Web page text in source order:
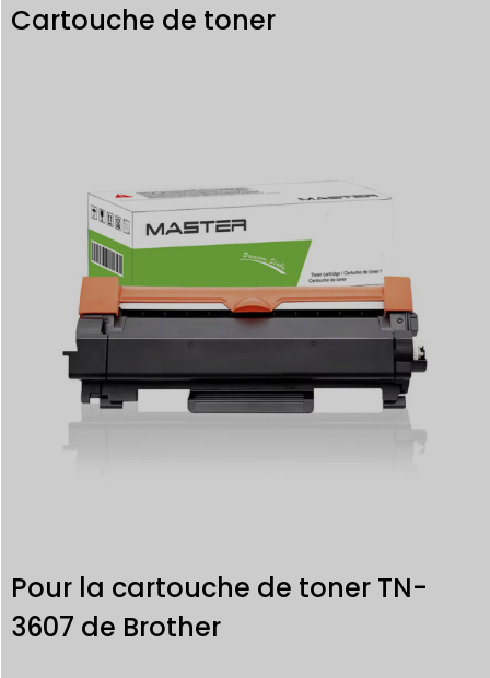
Cartouche de toner
Pour la cartouche de toner TN-
3607 de Brother